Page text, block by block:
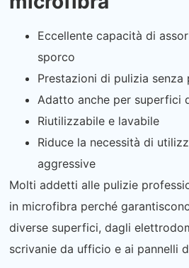
Eccellente capacità di
sporco
Prestazioni di pulizia senza
Adatto anche per superfici
Riutilizzabile e lavabile
Riduce la necessità di
aggressive
Molti addetti alle pulizie
in microfibra perché
diverse superfici, dagli
scrivanie da ufficio e ai pannelli